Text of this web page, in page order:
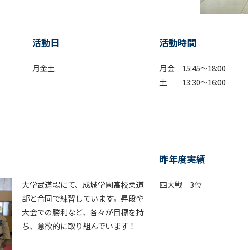
活動日
月金土
活動時間
月金 15:45～18:00
土 13:30～16:00
大学武道場にて、成城学園高校柔道
部と合同で練習しています。昇段や
大会での勝利など、各々が目標を持
ち、意欲的に取り組んでいます！
昨年度実績
四大戦 3位